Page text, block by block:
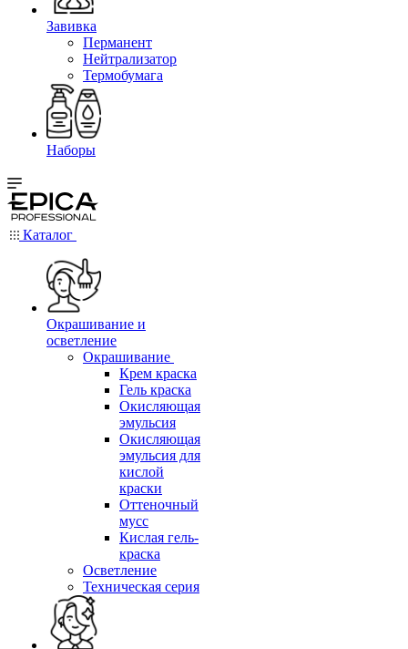
Завивка
Перманент
Нейтрализатор
Термобумага
Наборы
Каталог
Окрашивание и
осветление
Окрашивание
Крем краска
Гель краска
Окисляющая
эмульсия
Окисляющая
эмульсия для
кислой
краски
Оттеночный
мусс
Кислая гель-
краска
Осветление
Техническая серия